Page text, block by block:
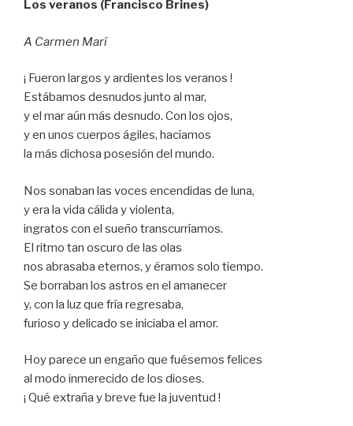
Los veranos (Francisco Brines)
A Carmen Marí
¡ Fueron largos y ardientes los veranos !
Estábamos desnudos junto al mar,
y el mar aún más desnudo. Con los ojos,
y en unos cuerpos ágiles, hacíamos
la más dichosa posesión del mundo.
Nos sonaban las voces encendidas de luna,
y era la vida cálida y violenta,
ingratos con el sueño transcurríamos.
El ritmo tan oscuro de las olas
nos abrasaba eternos, y éramos solo tiempo.
Se borraban los astros en el amanecer
y, con la luz que fría regresaba,
furioso y delicado se iniciaba el amor.
Hoy parece un engaño que fuésemos felices
al modo inmerecido de los dioses.
¡ Qué extraña y breve fue la juventud !